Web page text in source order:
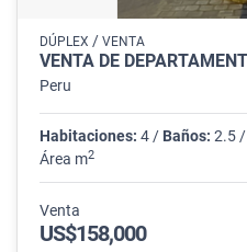
DÚPLEX / VENTA
VENTA DE
Peru
Habitaciones: 4 / Baños: 2.5 /
Área m2
Venta
US$158,000